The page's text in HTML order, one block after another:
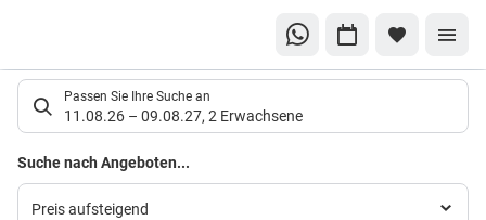
Suchlistenseite
Passen Sie Ihre Suche an
11.08.26 – 09.08.27, 2 Erwachsene
Suche nach Angeboten...
Preis aufsteigend